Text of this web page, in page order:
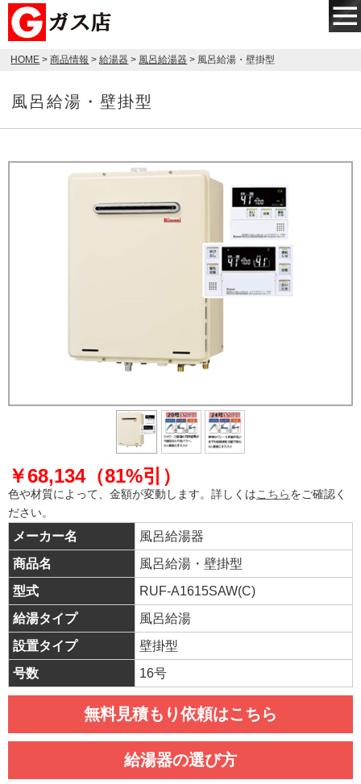
HOME >商品情報 >給湯器 > 風呂給湯器 > 風呂給湯・壁掛型
風呂給湯・壁掛型
￥68,134（81%引）
色や材質によって、金額が変動します。詳しくはこちら をご確認く
ださい。
メーカー名
風呂給湯器
商品名
風呂給湯・壁掛型
型式
RUF-A1615SAW(C)
給湯タイプ
風呂給湯
設置タイプ
壁掛型
号数
16号
無料見積もり依頼はこちら
給湯器の選び方